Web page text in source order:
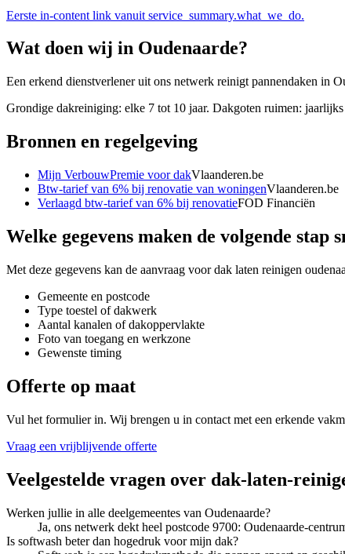
Eerste in-content link vanuit service_summary.what_we_do.
Wat doen wij in Oudenaarde?
Een erkend dienstverlener uit ons netwerk reinigt pannendaken in
Grondige dakreiniging: elke 7 tot 10 jaar. Dakgoten ruimen:
Bronnen en regelgeving
Mijn VerbouwPremie voor dakVlaanderen.be
Btw-tarief van 6% bij renovatie van woningenVlaanderen.be
Verlaagd btw-tarief van 6% bij renovatieFOD Financiën
Welke gegevens maken de volgende stap
Met deze gegevens kan de aanvraag voordak laten reinigen
Gemeente en postcode
Type toestel of dakwerk
Aantal kanalen of dakoppervlakte
Foto van toegang en werkzone
Gewenste timing
Offerte op maat
Vul het formulier in. Wij brengen u in contact met een erkende
Vraag een vrijblijvende offerte
Veelgestelde vragen over dak-laten-
Werken jullie in alle deelgemeentes van Oudenaarde?
Ja, ons netwerk dekt heel postcode 9700: Oudenaarde-
Is softwash beter dan hogedruk voor mijn dak?